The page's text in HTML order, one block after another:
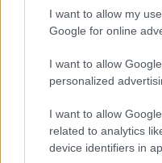
I want to allow my
Google for online
I want to allow
personalized
I want to allow
related to analytics
device identifiers in
Τουρισμός για
σήμερα η
κάνουν αίτηση
ΔΥΠΑ/ΟΑΕΔ:
Από σήμερα οι